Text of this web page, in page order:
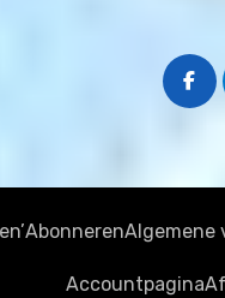
AbonnerenAlgemene
Accountpagina